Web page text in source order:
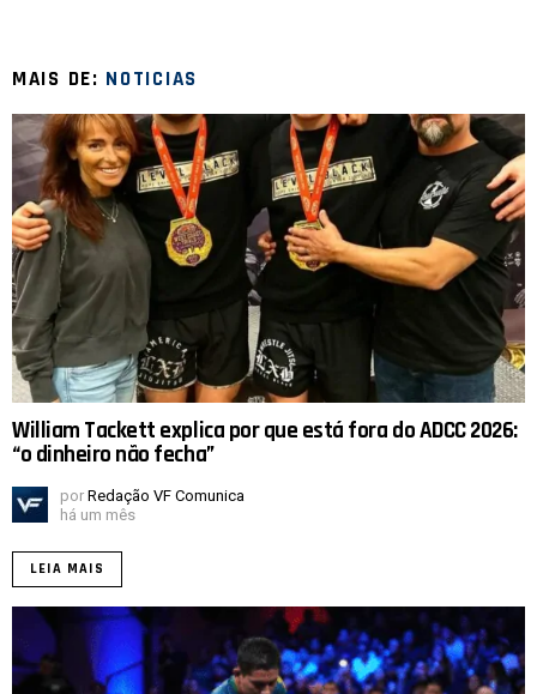
MAIS DE: NOTICIAS
William Tackett explica por que está fora do ADCC 2026:
“o dinheiro não fecha”
por Redação VF Comunica
há um mês
LEIA MAIS